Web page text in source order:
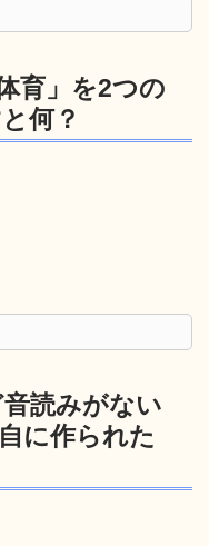
育」を2つの
何？
音読みがない
に作られた